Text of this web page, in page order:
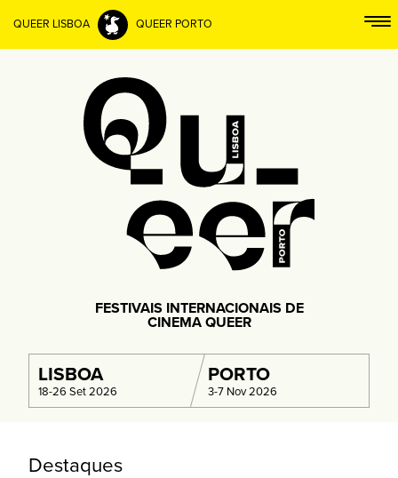
QUEER LISBOA QUEER PORTO
FESTIVAIS INTERNACIONAIS DE
CINEMA QUEER
LISBOA
18-26 Set 2026
PORTO
3-7 Nov 2026
Destaques